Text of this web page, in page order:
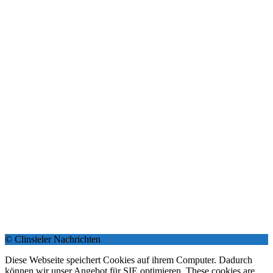
© Clinsieler Nachrichten
Diese Webseite speichert Cookies auf ihrem Computer. Dadurch
können wir unser Angebot für SIE optimieren. These cookies are